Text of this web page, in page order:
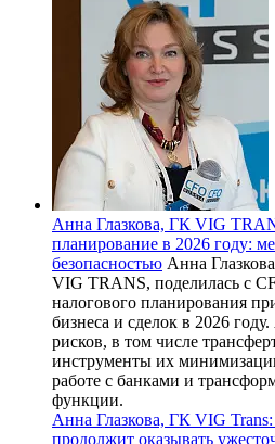
Анна Глазкова, ГК VIG
планирование в 2026 году:
безопасностью Анна
VIG TRANS, поделилась с
налогового планирования
бизнеса и сделок в 2026
рисков, в том числе
инструменты их
работе с банками и
функции.
Анна Глазкова, ГК VIG
продолжит оказывать